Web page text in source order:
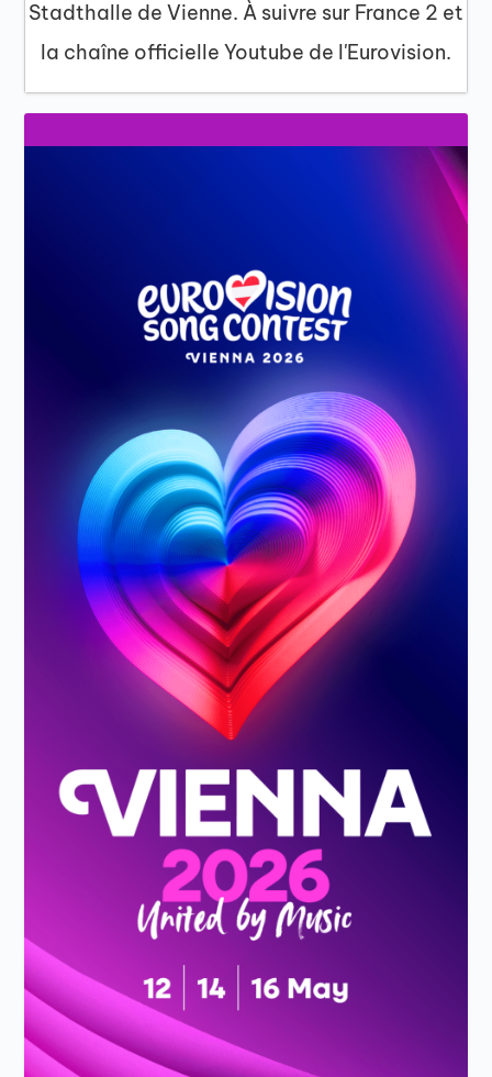
Stadthalle de Vienne. À suivre sur France 2 et
la chaîne officielle Youtube de l'Eurovision.